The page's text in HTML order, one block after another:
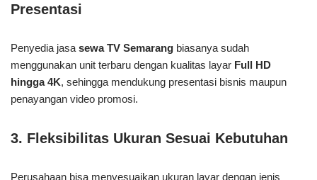
Presentasi
Penyedia jasa sewa TV Semarang biasanya sudah
menggunakan unit terbaru dengan kualitas layar Full HD
hingga 4K, sehingga mendukung presentasi bisnis maupun
penayangan video promosi.
3. Fleksibilitas Ukuran Sesuai Kebutuhan
Perusahaan bisa menyesuaikan ukuran layar dengan jenis